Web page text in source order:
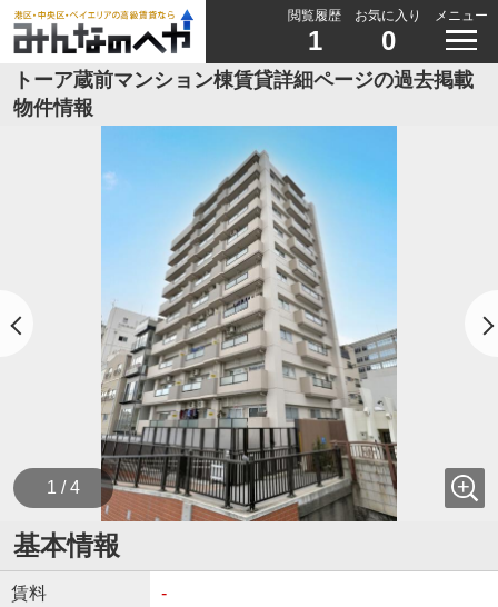
閲覧履歴
1
お気に入り
0
メニュー
トーア蔵前マンション棟賃貸詳細ページの過去掲載
物件情報
1 / 4
基本情報
賃料 -